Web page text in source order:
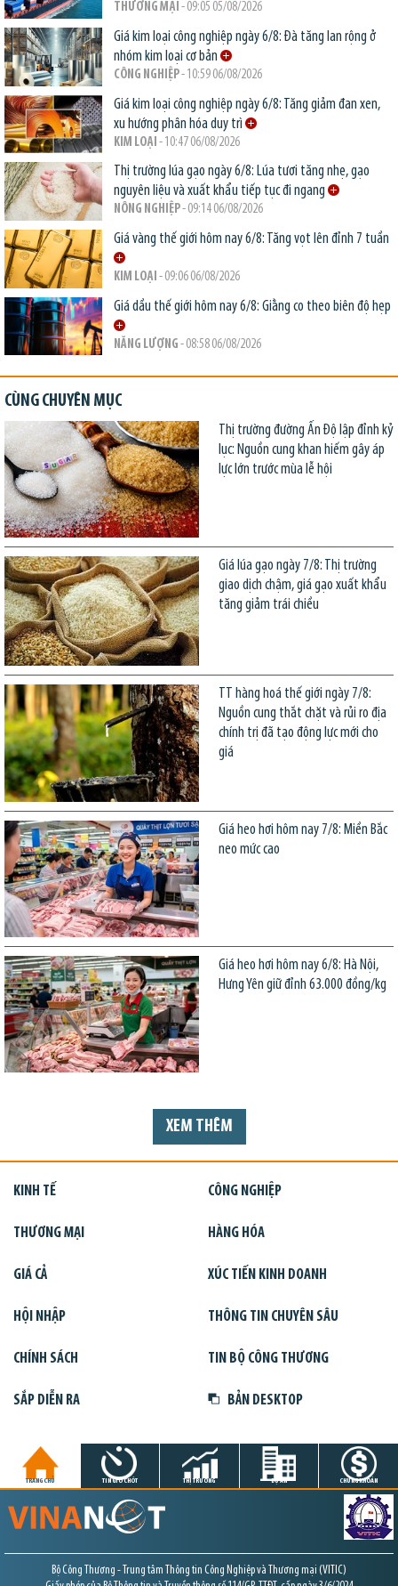
THƯƠNG MẠI - 09:05 05/08/2026
Giá kim loại công nghiệp ngày 6/8: Đà tăng lan rộng ở
nhóm kim loại cơ bản
CÔNG NGHIỆP- 10:59 06/08/2026
Giá kim loại công nghiệp ngày 6/8: Tăng giảm đan xen,
xu hướng phân hóa duy trì
KIM LOẠI - 10:47 06/08/2026
Thị trường lúa gạo ngày 6/8: Lúa tươi tăng nhẹ, gạo
nguyên liệu và xuất khẩu tiếp tục đi ngang
NÔNG NGHIỆP- 09:14 06/08/2026
Giá vàng thế giới hôm nay 6/8: Tăng vọt lên đỉnh 7 tuần
KIM LOẠI - 09:06 06/08/2026
Giá dầu thế giới hôm nay 6/8: Giằng co theo biên độ hẹp
NĂNG LƯỢNG - 08:58 06/08/2026
CÙNG CHUYÊN MỤC
Thị trường đường Ấn Độ lập đỉnh kỷ
lục: Nguồn cung khan hiếm gây áp
lực lớn trước mùa lễ hội
Giá lúa gạo ngày 7/8: Thị trường
giao dịch chậm, giá gạo xuất khẩu
tăng giảm trái chiều
TT hàng hoá thế giới ngày 7/8:
Nguồn cung thắt chặt và rủi ro địa
chính trị đã tạo động lực mới cho
giá
Giá heo hơi hôm nay 7/8: Miền Bắc
neo mức cao
Giá heo hơi hôm nay 6/8: Hà Nội,
Hưng Yên giữ đỉnh 63.000 đồng/kg
XEM THÊM
KINH TẾ CÔNG NGHIỆP
THƯƠNG MẠI HÀNG HÓA
GIÁ CẢ XÚC TIẾN KINH DOANH
HỘI NHẬP THÔNG TIN CHUYÊN SÂU
CHÍNH SÁCH TIN BỘ CÔNG THƯƠNG
SẮP DIỄN RA BẢN DESKTOP
TRANG CHỦ TIN GIỜ CHÓT THỊ TRƯỜNG DỰ ÁN CHỨNG KHOÁN
Bộ Công Thương - Trung tâm Thông tin Công Nghiệp và Thương mại (VITIC)